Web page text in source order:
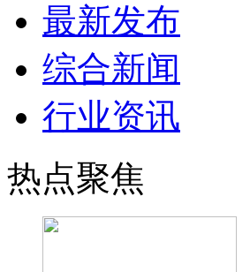
最新发布
综合新闻
行业资讯
热点聚焦